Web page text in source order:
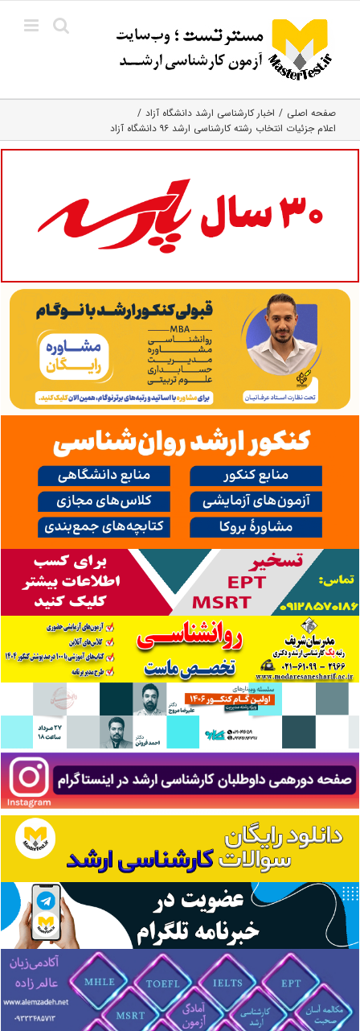
content
صفحه اصلی
اخبار کارشناسی ارشد دانشگاه آزاد
اعلام جزئیات انتخاب رشته کارشناسی ارشد ۹۶ دانشگاه آزاد